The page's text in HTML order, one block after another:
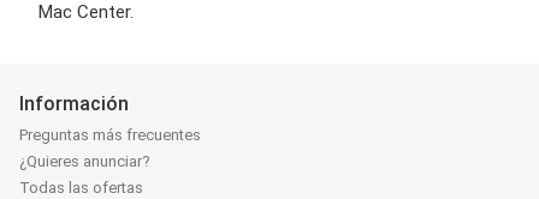
Mac Center.
Información
Preguntas más frecuentes
¿Quieres anunciar?
Todas las ofertas